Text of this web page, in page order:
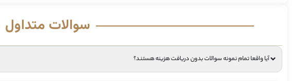
سوالات متداول
آیا واقعا تمام نمونه سوالات بدون دریافت هزینه هستند؟